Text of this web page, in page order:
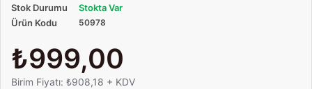
Stok Durumu
Stokta Var
Ürün Kodu
50978
₺999,00
Birim Fiyatı: ₺908,18 + KDV